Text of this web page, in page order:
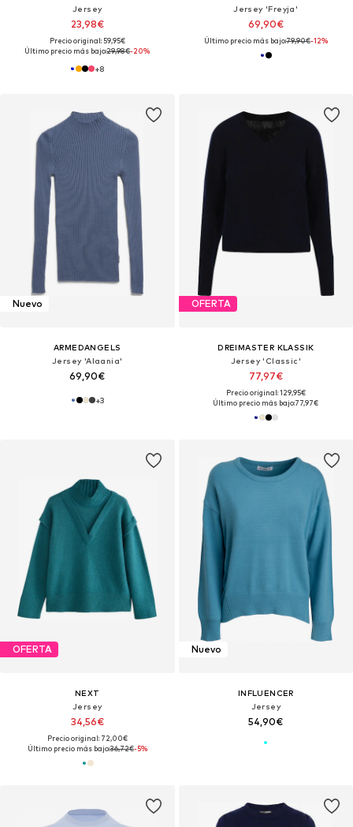
Jersey
23,98€
Precio original: 59,95€
Último precio más bajo:29,98€-20%
+8
Jersey 'Freyja'
69,90€
Último precio más bajo:79,90€-12%
Nuevo
ARMEDANGELS
Jersey 'Alaania'
69,90€
+3
OFERTA
DREIMASTER KLASSIK
Jersey 'Classic'
77,97€
Precio original: 129,95€
Último precio más bajo:77,97€
OFERTA
NEXT
Jersey
34,56€
Precio original: 72,00€
Último precio más bajo:36,72€-5%
Nuevo
INFLUENCER
Jersey
54,90€